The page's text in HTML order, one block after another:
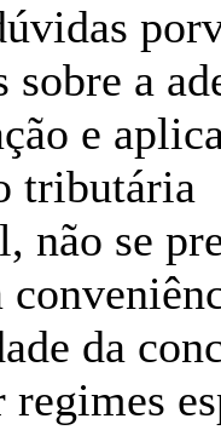
sobre a
e
tributária
não se
da
regimes